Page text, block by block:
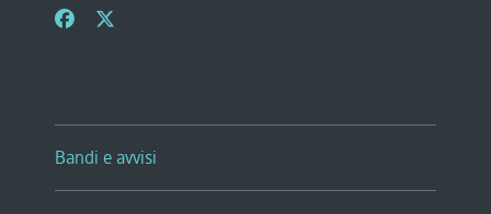
Bandi e avvisi